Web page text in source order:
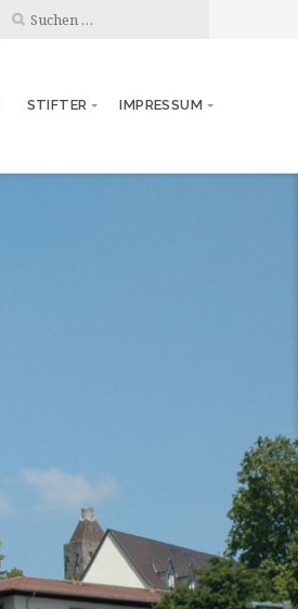
STIFTER IMPRESSUM